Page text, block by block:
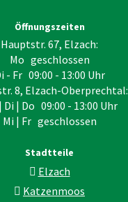
Öffnungszeiten
Hauptstr. 67, Elzach:
Mo geschlossen
- Fr 09:00 - 13:00 Uhr
8, Elzach-Oberprechtal:
Di | Do 09:00 - 13:00 Uhr
Mi | Fr geschlossen
Stadtteile
Elzach
Katzenmoos